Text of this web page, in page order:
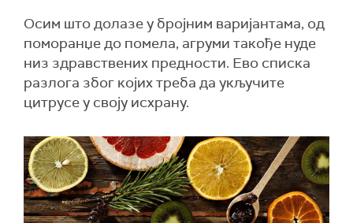
Осим што долазe у бројним варијантама, од
поморанџе до помела, агруми такође нуде
низ здравствених предности. Ево списка
разлога због којих треба да укључите
цитрусе у своју исхрану.